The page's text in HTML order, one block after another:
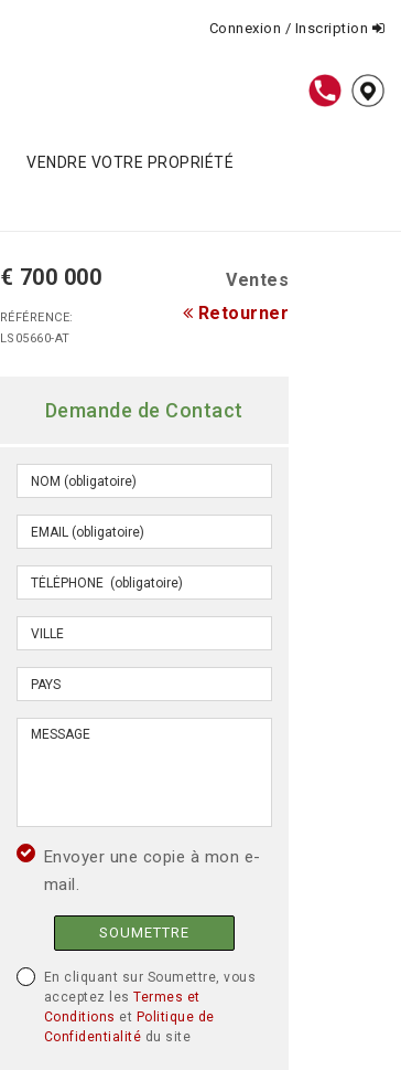
Connexion / Inscription
VENDRE VOTRE PROPRIÉTÉ
€ 700 000 Ventes
RÉFÉRENCE:
LS05660-AT
Retourner
Demande de Contact
Envoyer une copie à mon e-
mail.
SOUMETTRE
En cliquant sur Soumettre, vous
acceptez les Termes et
Conditions et Politique de
Confidentialité du site